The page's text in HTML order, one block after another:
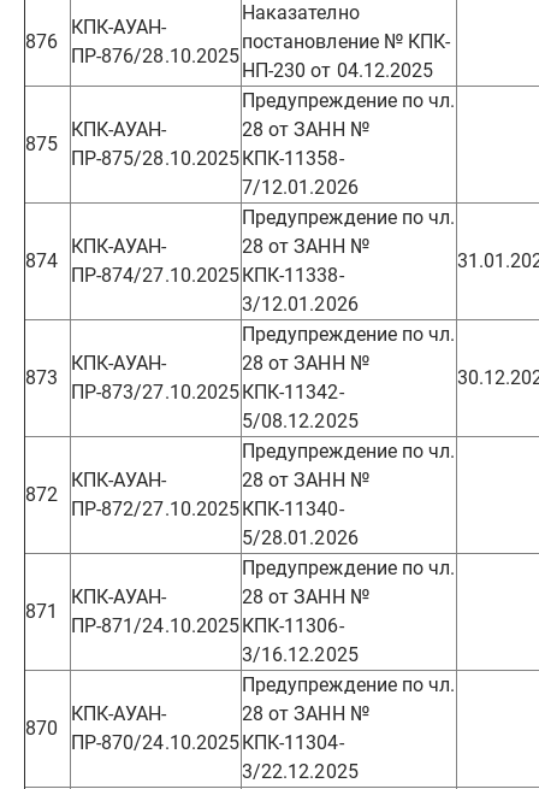
876
КПК-АУАН-
ПР-876/28.10.2025
Наказателно
постановление № КПК-
НП-230 от 04.12.2025
875
КПК-АУАН-
ПР-875/28.10.2025
Предупреждение по чл.
28 от ЗАНН №
КПК-11358-
7/12.01.2026
874
КПК-АУАН-
ПР-874/27.10.2025
Предупреждение по чл.
28 от ЗАНН №
КПК-11338-
3/12.01.2026
873
КПК-АУАН-
ПР-873/27.10.2025
Предупреждение по чл.
28 от ЗАНН №
КПК-11342-
5/08.12.2025
872
КПК-АУАН-
ПР-872/27.10.2025
Предупреждение по чл.
28 от ЗАНН №
КПК-11340-
5/28.01.2026
871
КПК-АУАН-
ПР-871/24.10.2025
Предупреждение по чл.
28 от ЗАНН №
КПК-11306-
3/16.12.2025
870
КПК-АУАН-
ПР-870/24.10.2025
Предупреждение по чл.
28 от ЗАНН №
КПК-11304-
3/22.12.2025